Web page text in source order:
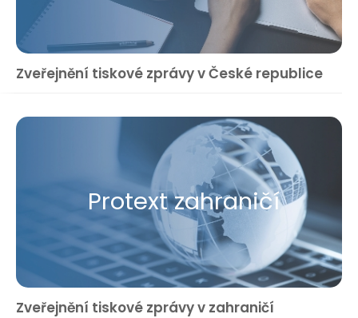
Zveřejnění tiskové zprávy v České republice
Protext zahraničí
Zveřejnění tiskové zprávy v zahraničí